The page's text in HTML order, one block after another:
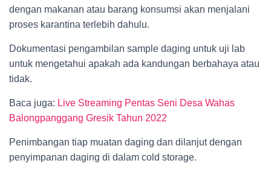
dengan makanan atau barang konsumsi akan menjalani
proses karantina terlebih dahulu.
Dokumentasi pengambilan sample daging untuk uji lab
untuk mengetahui apakah ada kandungan berbahaya atau
tidak.
Baca juga: Live Streaming Pentas Seni Desa Wahas
Balongpanggang Gresik Tahun 2022
Penimbangan tiap muatan daging dan dilanjut dengan
penyimpanan daging di dalam cold storage.